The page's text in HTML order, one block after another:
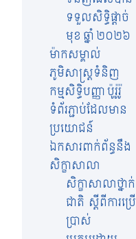
ទទួលសិទ្ធិផ្តាច់
មុខ ឆ្នាំ ២០២៦
ម៉ាកសម្គាល់
ភូមិសាស្ត្រទំនិញ
កម្មសិទ្ធិបញ្ញា ប៉ូរ៉ូរ៉ូ
ទំព័រភ្ជាប់ដែលមាន
ប្រយោជន៍
ឯកសារពាក់ព័ន្ធនឹង
សិក្ខាសាលា
សិក្ខាសាលាថ្នាក់
ជាតិ ស្តីពីការប្រើ
ប្រាស់